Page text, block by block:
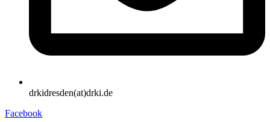
drkidresden(at)drki.de
Facebook